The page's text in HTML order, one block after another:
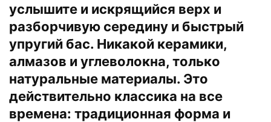
услышите и искрящийся верх и
разборчивую середину и быстрый
упругий бас. Никакой керамики,
алмазов и углеволокна, только
натуральные материалы. Это
действительно классика на все
времена: традиционная форма и